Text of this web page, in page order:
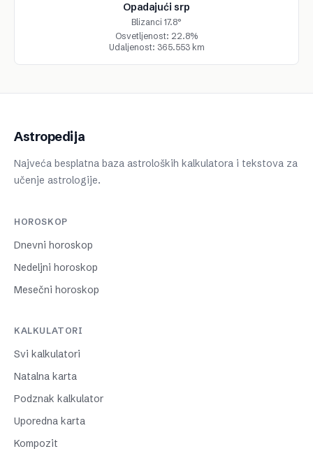
Opadajući srp
Blizanci 17.8°
Osvetljenost: 22.8%
Udaljenost: 365.553 km
Astropedija
Najveća besplatna baza astroloških kalkulatora i tekstova za
učenje astrologije.
HOROSKOP
Dnevni horoskop
Nedeljni horoskop
Mesečni horoskop
KALKULATORI
Svi kalkulatori
Natalna karta
Podznak kalkulator
Uporedna karta
Kompozit